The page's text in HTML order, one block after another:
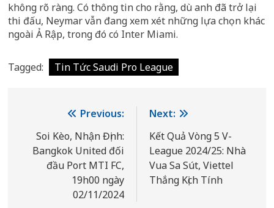
không rõ ràng. Có thông tin cho rằng, dù anh đã trở lại
thi đấu, Neymar vẫn đang xem xét những lựa chọn khác
ngoài Ả Rập, trong đó có Inter Miami.
Tagged: Tin Tức Saudi Pro League
hướng
bài
Previous:
Soi Kèo, Nhận Định:
Bangkok United đối
đầu Port MTI FC,
19h00 ngày
02/11/2024
Next:
Kết Quả Vòng 5 V-
League 2024/25: Nhà
Vua Sa Sút, Viettel
Thắng Kịch Tính